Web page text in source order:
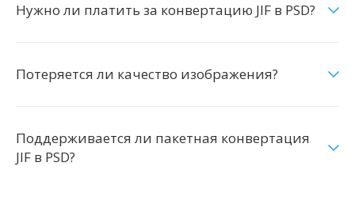
Нужно ли платить за конвертацию JIF в PSD?
Потеряется ли качество изображения?
Поддерживается ли пакетная конвертация
JIF в PSD?